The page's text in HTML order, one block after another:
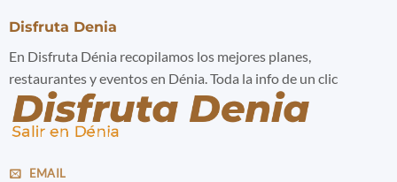
Disfruta Denia
En Disfruta Dénia recopilamos los mejores planes,
restaurantes y eventos en Dénia. Toda la info de un clic
EMAIL